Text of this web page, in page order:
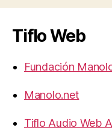
Tiflo Web
Fundación
Manolo.net
Tiflo Audio Web